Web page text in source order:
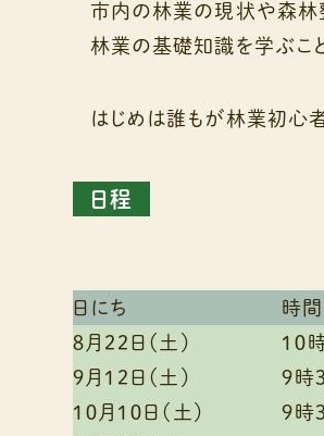
市内の林業の現状や森林
林業の基礎知識を学ぶこ
はじめは誰もが林業初心
日程
日にち 時間
８月２２日（土）
１０
９月１２日（土）
９時
１０月１０日（土）
９時